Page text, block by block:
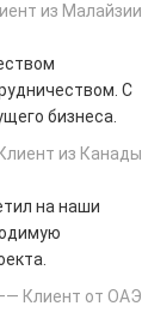
из Малайзии
С
бизнеса.
из Канады
на наши
Клиент от ОАЭ